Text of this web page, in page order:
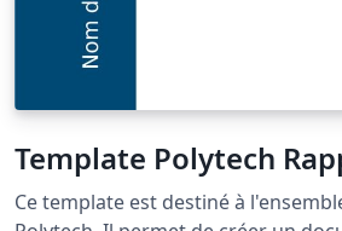
Template Polytech
Ce template est destiné à